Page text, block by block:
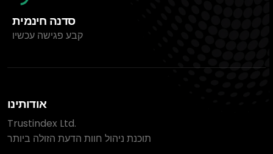
סדנה חינמית
קבע פגישה עכשיו
אודותינו
Trustindex Ltd.
תוכנת ניהול חוות הדעת הזולה ביותר